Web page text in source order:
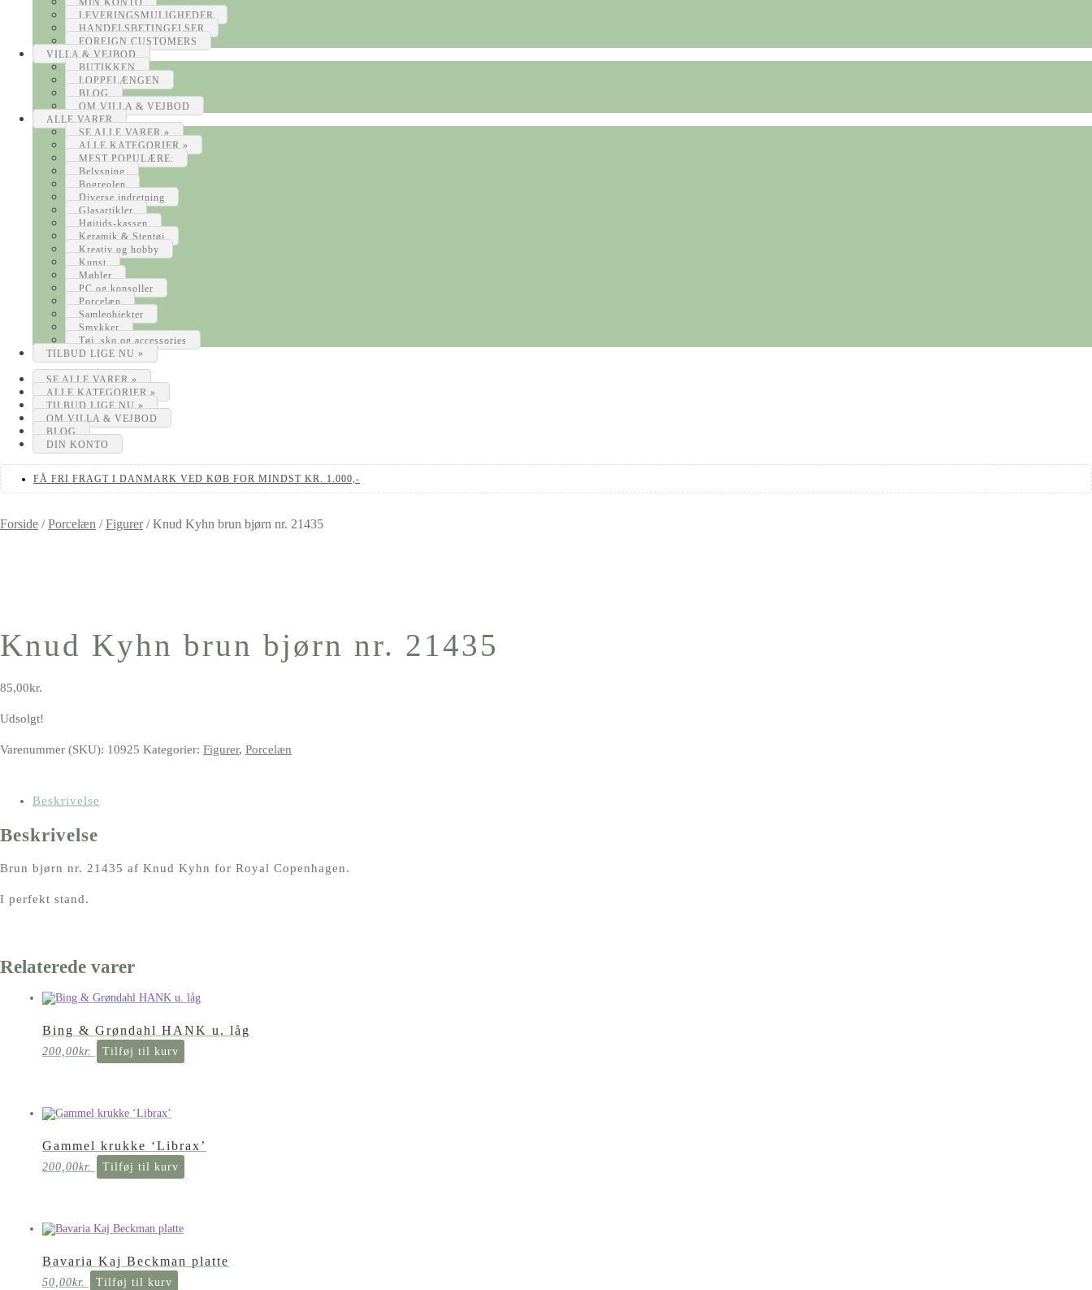
MIN KONTO
LEVERINGSMULIGHEDER
HANDELSBETINGELSER
FOREIGN CUSTOMERS
VILLA & VEJBOD
BUTIKKEN
LOPPELÆNGEN
BLOG
OM VILLA & VEJBOD
ALLE VARER
SE ALLE VARER »
ALLE KATEGORIER »
MEST POPULÆRE:
Belysning
Bogreolen
Diverse indretning
Glasartikler
Højtids-kassen
Keramik & Stentøj
Kreativ og hobby
Kunst
Møbler
PC og konsoller
Porcelæn
Samleobjekter
Smykker
Tøj, sko og accessories
TILBUD LIGE NU »
SE ALLE VARER »
ALLE KATEGORIER »
TILBUD LIGE NU »
OM VILLA & VEJBOD
BLOG
DIN KONTO
FÅ FRI FRAGT I DANMARK VED KØB FOR MINDST KR. 1.000,-
Forside /Porcelæn /Figurer/Knud Kyhn brun bjørn nr. 21435
Knud Kyhn brun bjørn nr. 21435
85,00kr.
Udsolgt!
Varenummer (SKU): 10925 Kategorier: Figurer, Porcelæn
Beskrivelse
Beskrivelse
Brun bjørn nr. 21435 af Knud Kyhn for Royal Copenhagen.
I perfekt stand.
Relaterede varer
Bing & Grøndahl HANK u. låg
200,00kr. Tilføj til kurv
Gammel krukke ‘Librax’
200,00kr. Tilføj til kurv
Bavaria Kaj Beckman platte
50,00kr. Tilføj til kurv